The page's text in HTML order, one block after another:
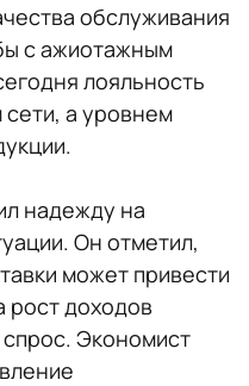
обслуживания
с ажиотажным
лояльность
а уровнем
надежду на
Он отметил,
может привести
рост доходов
Экономист